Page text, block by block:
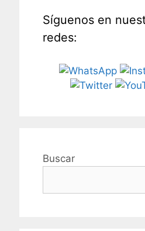
Síguenos en
redes:
Buscar